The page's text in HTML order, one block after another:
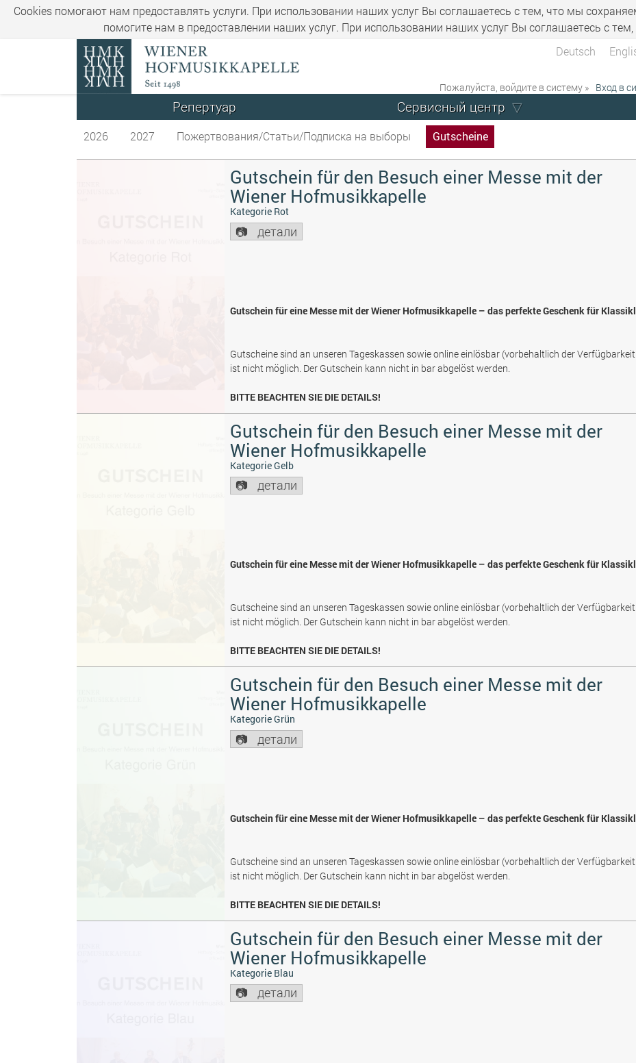
Cookies помогают нам предоставлять услуги. При использовании наших услуг Вы соглашаетесь с тем, что мы
помогите нам в предоставлении наших услуг. При использовании наших услуг Вы соглашаетесь с
Deutsch
Пожалуйста, войдите в систему » Вход в
Репертуар Сервисный центр
2026 2027 Пожертвования/Статьи/Подписка на выборы Gutscheine
Gutschein für den Besuch einer Messe mit der
Wiener Hofmusikkapelle
Kategorie Rot
детали
Gutschein für eine Messe mit der Wiener Hofmusikkapelle – das perfekte Geschenk für
Gutscheine sind an unseren Tageskassen sowie online einlösbar (vorbehaltlich der
ist nicht möglich. Der Gutschein kann nicht in bar abgelöst werden.
BITTE BEACHTEN SIE DIE DETAILS!
Gutschein für den Besuch einer Messe mit der
Wiener Hofmusikkapelle
Kategorie Gelb
детали
Gutschein für eine Messe mit der Wiener Hofmusikkapelle – das perfekte Geschenk für
Gutscheine sind an unseren Tageskassen sowie online einlösbar (vorbehaltlich der
ist nicht möglich. Der Gutschein kann nicht in bar abgelöst werden.
BITTE BEACHTEN SIE DIE DETAILS!
Gutschein für den Besuch einer Messe mit der
Wiener Hofmusikkapelle
Kategorie Grün
детали
Gutschein für eine Messe mit der Wiener Hofmusikkapelle – das perfekte Geschenk für
Gutscheine sind an unseren Tageskassen sowie online einlösbar (vorbehaltlich der
ist nicht möglich. Der Gutschein kann nicht in bar abgelöst werden.
BITTE BEACHTEN SIE DIE DETAILS!
Gutschein für den Besuch einer Messe mit der
Wiener Hofmusikkapelle
Kategorie Blau
детали